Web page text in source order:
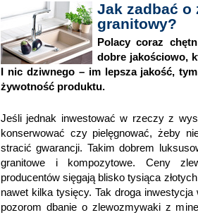
Jak zadbać o
granitowy?
Polacy coraz
dobre jakościowo,
I nic dziwnego – im lepsza jakość,
żywotność produktu.
Jeśli jednak inwestować w rzeczy z
konserwować czy pielęgnować, żeby
stracić gwarancji. Takim dobrem
granitowe i kompozytowe. Ceny
producentów sięgają blisko tysiąca
nawet kilka tysięcy. Tak droga
pozorom dbanie o zlewozmywaki z